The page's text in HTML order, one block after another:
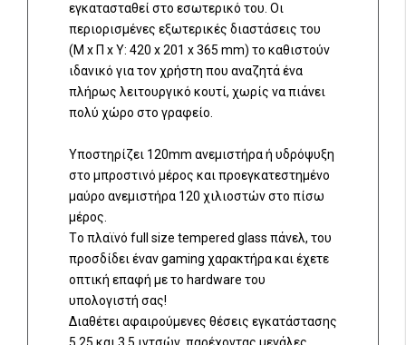
εγκατασταθεί στο εσωτερικό του. Οι
περιορισμένες εξωτερικές διαστάσεις του
(Μ x Π x Υ: 420 x 201 x 365 mm) το καθιστούν
ιδανικό για τον χρήστη που αναζητά ένα
πλήρως λειτουργικό κουτί, χωρίς να πιάνει
πολύ χώρο στο γραφείο.
Υποστηρίζει 120mm ανεμιστήρα ή υδρόψυξη
στο μπροστινό μέρος και προεγκατεστημένο
μαύρο ανεμιστήρα 120 χιλιοστών στο πίσω
μέρος.
Tο πλαϊνό full size tempered glass πάνελ, του
προσδίδει έναν gaming χαρακτήρα και έχετε
οπτική επαφή με το hardware του
υπολογιστή σας!
Διαθέτει αφαιρούμενες θέσεις εγκατάστασης